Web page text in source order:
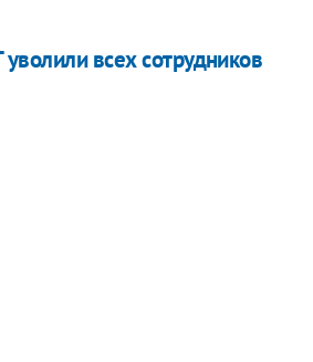
всех сотрудников